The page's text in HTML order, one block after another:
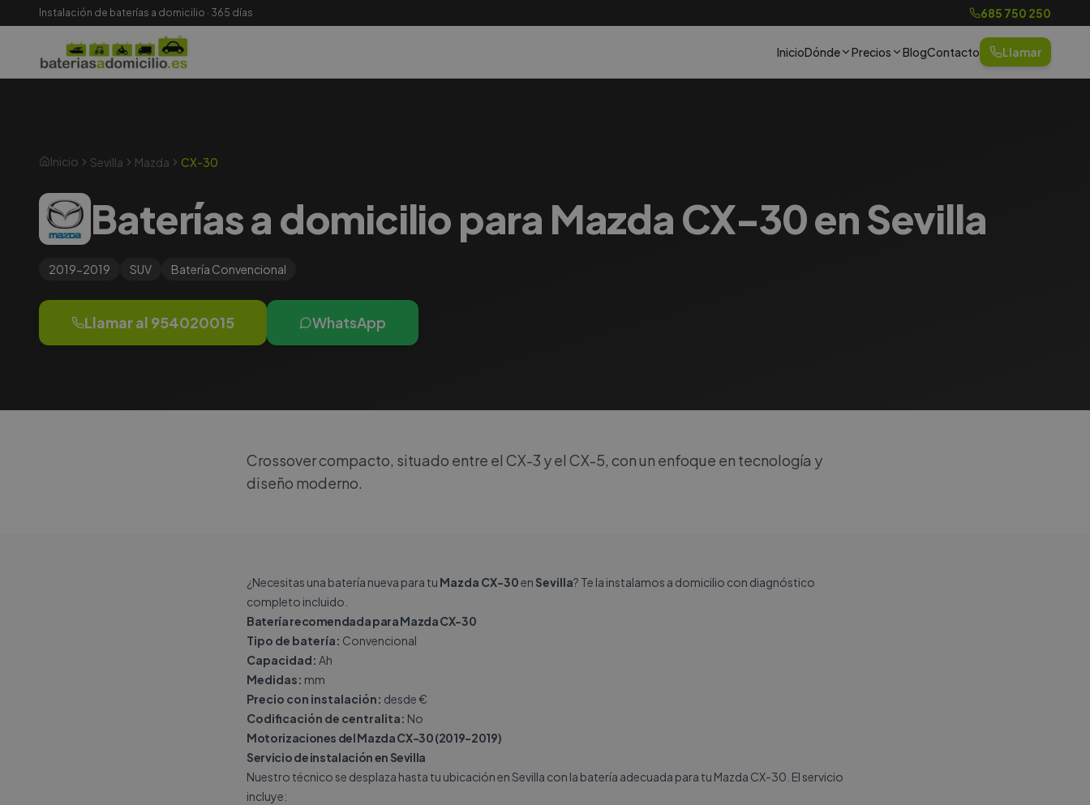
Instalación de baterías a domicilio · 365 días 685 750 250
InicioDónde Precios BlogContacto Llamar
Inicio Sevilla Mazda CX-30
Baterías a domicilio para Mazda CX-30 en Sevilla
2019-2019 SUV Batería Convencional
Llamar al 954020015 WhatsApp
Crossover compacto, situado entre el CX-3 y el CX-5, con un enfoque en tecnología y
diseño moderno.
¿Necesitas una batería nueva para tu Mazda CX-30en Sevilla? Te la instalamos a domicilio con diagnóstico
completo incluido.
Batería recomendada para Mazda CX-30
Tipo de batería: Convencional
Capacidad: Ah
Medidas: mm
Precio con instalación: desde €
Codificación de centralita: No
Motorizaciones del Mazda CX-30 (2019-2019)
Servicio de instalación en Sevilla
Nuestro técnico se desplaza hasta tu ubicación en Sevilla con la batería adecuada para tu Mazda CX-30. El servicio
incluye: